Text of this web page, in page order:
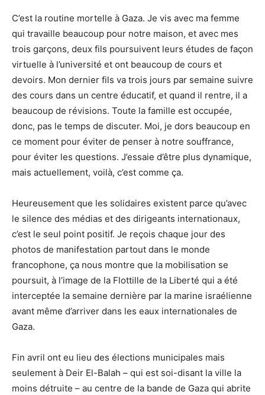
C’est la routine mortelle à Gaza. Je vis avec ma femme
qui travaille beaucoup pour notre maison, et avec mes
trois garçons, deux fils poursuivent leurs études de façon
virtuelle à l’université et ont beaucoup de cours et
devoirs. Mon dernier fils va trois jours par semaine suivre
des cours dans un centre éducatif, et quand il rentre, il a
beaucoup de révisions. Toute la famille est occupée,
donc, pas le temps de discuter. Moi, je dors beaucoup en
ce moment pour éviter de penser à notre souffrance,
pour éviter les questions. J’essaie d’être plus dynamique,
mais actuellement, voilà, c’est comme ça.
Heureusement que les solidaires existent parce qu’avec
le silence des médias et des dirigeants internationaux,
c’est le seul point positif. Je reçois chaque jour des
photos de manifestation partout dans le monde
francophone, ça nous montre que la mobilisation se
poursuit, à l’image de la Flottille de la Liberté qui a été
interceptée la semaine dernière par la marine israélienne
avant même d’arriver dans les eaux internationales de
Gaza.
Fin avril ont eu lieu des élections municipales mais
seulement à Deir El-Balah – qui est soi-disant la ville la
moins détruite – au centre de la bande de Gaza qui abrite